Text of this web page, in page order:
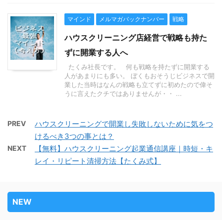
マインド メルマガバックナンバー 戦略
ハウスクリーニング店経営で戦略も持た
ずに開業する人へ
たくみ社長です。 何も戦略を持たずに開業する
人があまりにも多い。 ぼくもおそうじビジネスで開
業した当時はなんの戦略も立てずに初めたので偉そ
うに言えたクチではありませんが・・ ...
PREV
ハウスクリーニングで開業し失敗しないために気をつ
けるべき3つの事とは？
NEXT
【無料】ハウスクリーニング起業通信講座｜時短・キ
レイ・リピート清掃方法【たくみ式】
NEW